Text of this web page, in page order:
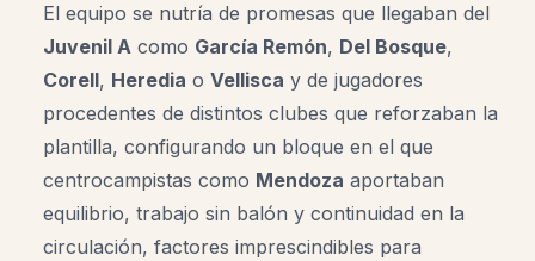
El equipo se nutría de promesas que llegaban del
Juvenil A como García Remón, Del Bosque,
Corell, Heredia o Vellisca y de jugadores
procedentes de distintos clubes que reforzaban la
plantilla, configurando un bloque en el que
centrocampistas como Mendoza aportaban
equilibrio, trabajo sin balón y continuidad en la
circulación, factores imprescindibles para